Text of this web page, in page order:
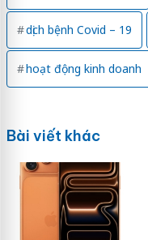
dịch bệnh Covid – 19
hoạt động kinh doanh
Bài viết khác